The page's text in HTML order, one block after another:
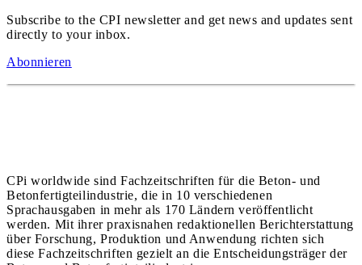
Subscribe to the CPI newsletter and get news and updates sent
directly to your inbox.
Abonnieren
CPi worldwide sind Fachzeitschriften für die Beton- und
Betonfertigteilindustrie, die in 10 verschiedenen
Sprachausgaben in mehr als 170 Ländern veröffentlicht
werden. Mit ihrer praxisnahen redaktionellen Berichterstattung
über Forschung, Produktion und Anwendung richten sich
diese Fachzeitschriften gezielt an die Entscheidungsträger der